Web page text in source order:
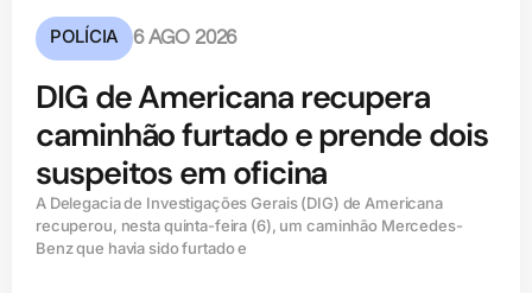
POLÍCIA 6 AGO 2026
DIG de Americana recupera
caminhão furtado e prende dois
suspeitos em oficina
A Delegacia de Investigações Gerais (DIG) de Americana
recuperou, nesta quinta-feira (6), um caminhão Mercedes-
Benz que havia sido furtado e